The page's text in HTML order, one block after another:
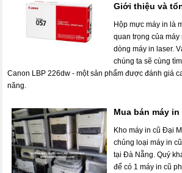
Giới thiệu và
Hộp mực máy in là
quan trọng của
dòng máy in laser.
chúng ta sẽ cùng
Canon LBP 226dw - một sản phẩm được đánh giá
năng.
Mua bán máy
Kho máy in cũ Đại
chủng loại máy in
tại Đà Nẵng. Quý
để có 1 máy in cũ